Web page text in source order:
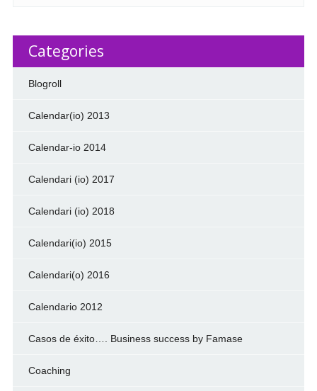
Categories
Blogroll
Calendar(io) 2013
Calendar-io 2014
Calendari (io) 2017
Calendari (io) 2018
Calendari(io) 2015
Calendari(o) 2016
Calendario 2012
Casos de éxito…. Business success by Famase
Coaching